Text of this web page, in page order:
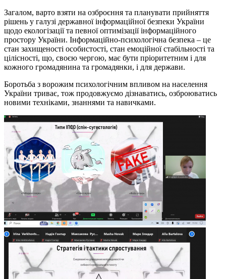
Загалом, варто взяти на озброєння та планувати прийняття
рішень у галузі державної інформаційної безпеки України
щодо екологізації та певної оптимізації інформаційного
простору України. Інформаційно-психологічна безпека – це
стан захищеності особистості, стан емоційної стабільності та
цілісності, що, своєю чергою, має бути пріоритетним і для
кожного громадянина та громадянки, і для держави.
Боротьба з ворожим психологічним впливом на населення
України триває, тож продовжуємо дізнаватись, озброюватись
новими техніками, знаннями та навичками.